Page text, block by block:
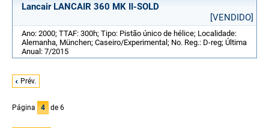
Lancair LANCAIR 360 MK II-SOLD
[VENDIDO]
Ano: 2000; TTAF: 300h; Tipo: Pistão único de hélice; Localidade:
Alemanha, München; Caseiro/Experimental; No. Reg.: D-reg; Última
Anual: 7/2015
Prév.
Página 4 de 6